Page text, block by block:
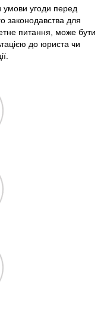
умови угоди перед
законодавства для
питання, може бути
до юриста чи